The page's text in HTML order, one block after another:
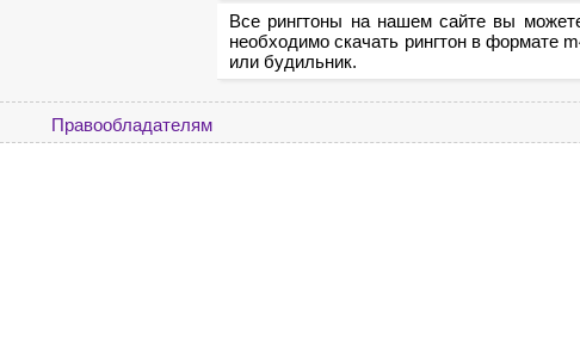
Все рингтоны на нашем сайте вы
необходимо скачать рингтон в формате
или будильник.
Правообладателям